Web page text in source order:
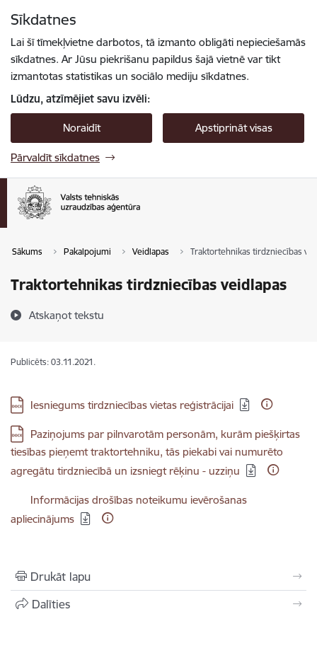
Sīkdatnes
Lai šī tīmekļvietne darbotos, tā izmanto obligāti nepieciešamās
sīkdatnes. Ar Jūsu piekrišanu papildus šajā vietnē var tikt
izmantotas statistikas un sociālo mediju sīkdatnes.
Lūdzu, atzīmējiet savu izvēli:
Noraidīt Apstiprināt visas
Pārvaldīt sīkdatnes
Sākums Pakalpojumi Veidlapas Traktortehnikas tirdzniecības
Traktortehnikas tirdzniecības veidlapas
Atskaņot tekstu
Publicēts: 03.11.2021.
Lejupielādēt:
Iesniegums tirdzniecības vietas reģistrācijai
Lejupielādēt:
Paziņojums par pilnvarotām personām, kurām piešķirtas
tiesības pieņemt traktortehniku, tās piekabi vai numurēto
agregātu tirdzniecībā un izsniegt rēķinu - uzziņu
Lejupielādēt:
Informācijas drošības noteikumu ievērošanas
apliecinājums
Drukāt lapu
Dalīties